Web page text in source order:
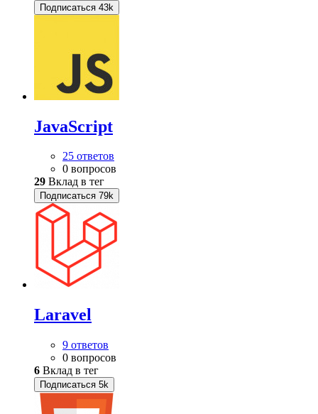
Подписаться 43k
JavaScript
25 ответов
0 вопросов
29 Вклад в тег
Подписаться 79k
Laravel
9 ответов
0 вопросов
6 Вклад в тег
Подписаться 5k